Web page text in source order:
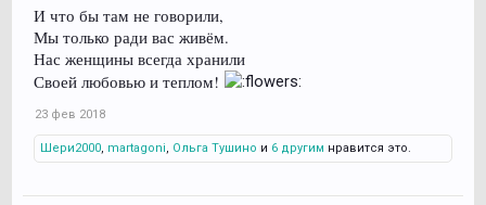
И что бы там не говорили,
Мы только ради вас живём.
Нас женщины всегда хранили
Своей любовью и теплом!
23 фев 2018
Шери2000, martagoni, Ольга Тушино и 6 другим нравится это.